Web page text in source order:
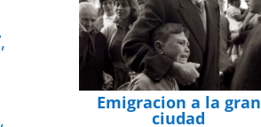
Emigracion a la gran
ciudad